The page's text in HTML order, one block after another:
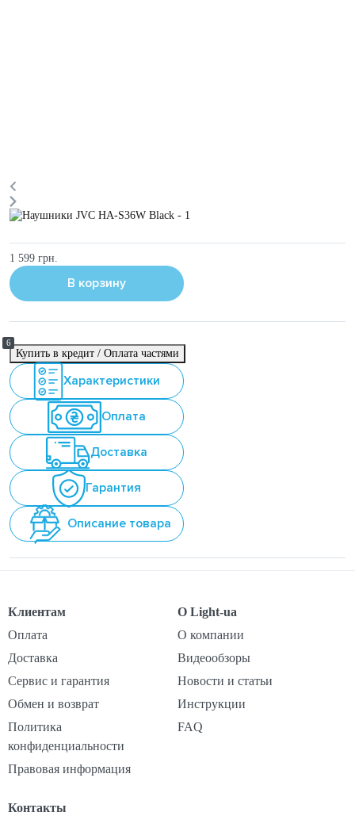
1 599 грн.
В корзину
6
Купить в кредит / Оплата частями
Характеристики
Оплата
Доставка
Гарантия
Описание товара
Клиентам
Оплата
Доставка
Сервис и гарантия
Обмен и возврат
Политика
конфиденциальности
Правовая информация
О Light-ua
О компании
Видеообзоры
Новости и статьи
Инструкции
FAQ
Контакты